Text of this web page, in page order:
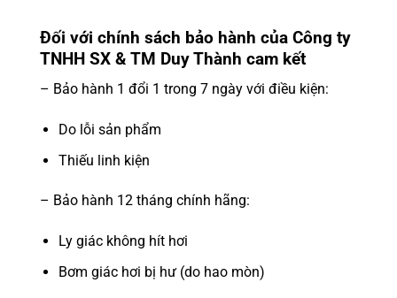
Đối với chính sách bảo hành của Công ty
TNHH SX & TM Duy Thành cam kết
– Bảo hành 1 đổi 1 trong 7 ngày với điều kiện:
Do lỗi sản phẩm
Thiếu linh kiện
– Bảo hành 12 tháng chính hãng:
Ly giác không hít hơi
Bơm giác hơi bị hư (do hao mòn)